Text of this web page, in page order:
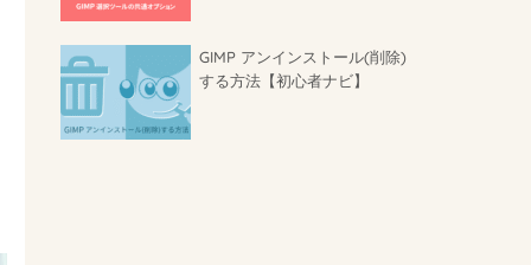
GIMP アンインストール(削除)
する方法【初心者ナビ】